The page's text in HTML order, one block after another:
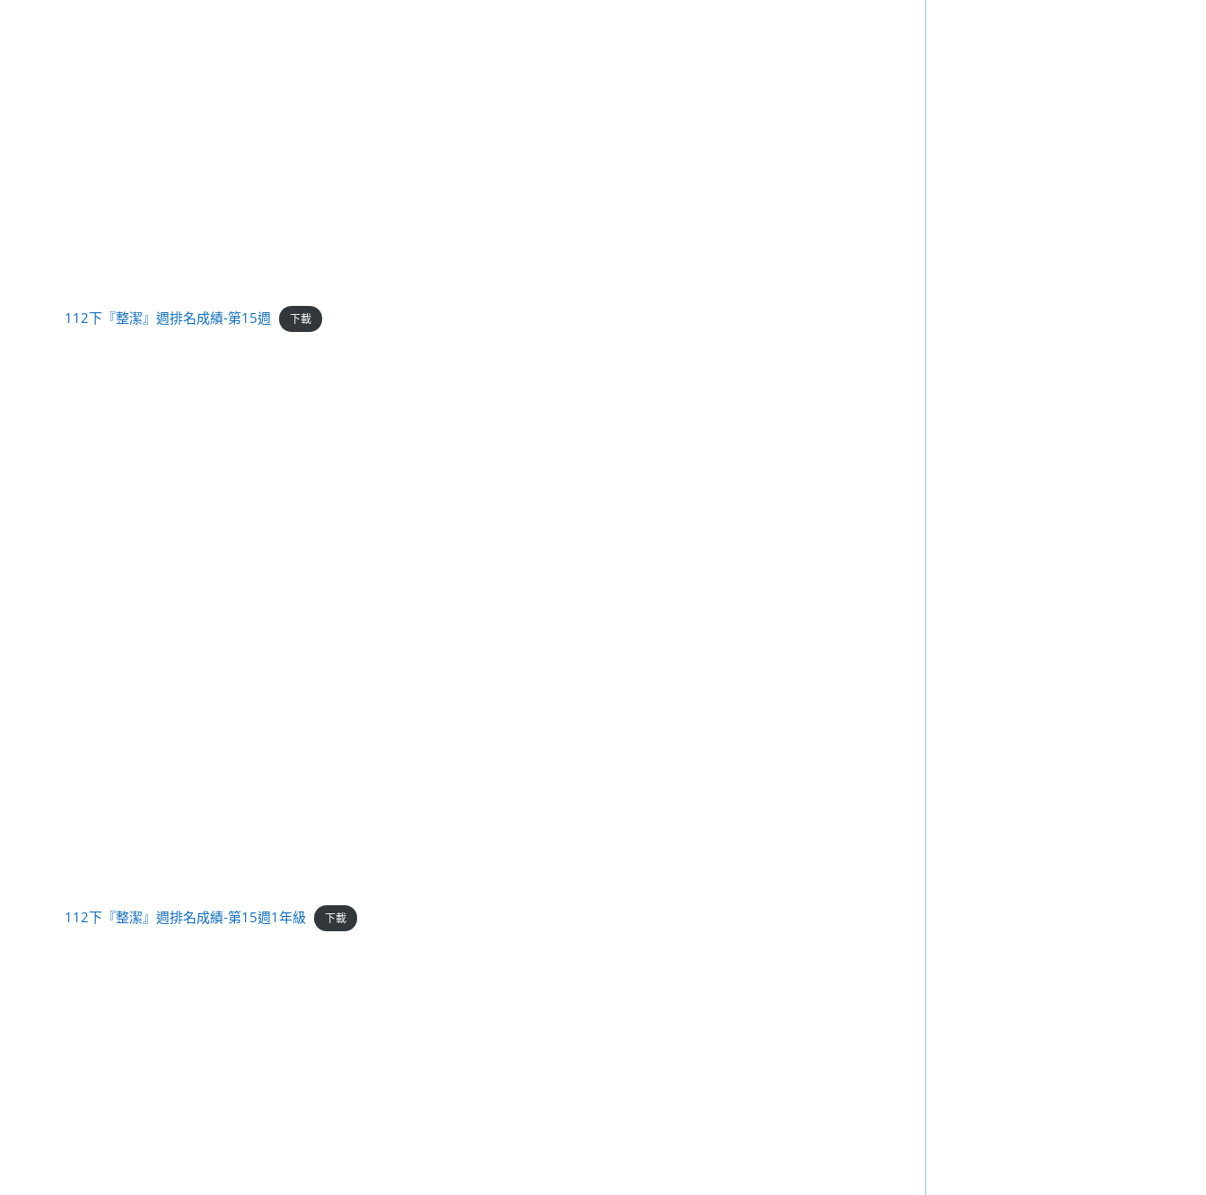
112下『整潔』週排名成績-第15週 下載
112下『整潔』週排名成績-第15週1年級 下載